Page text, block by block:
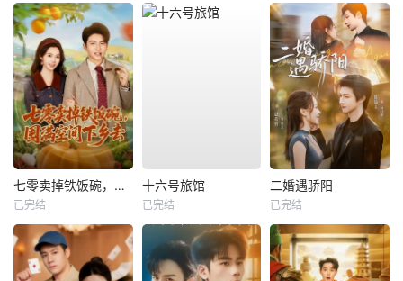
七零卖掉铁饭碗，囤满空间下乡去
已完结
十六号旅馆
已完结
二婚遇骄阳
已完结